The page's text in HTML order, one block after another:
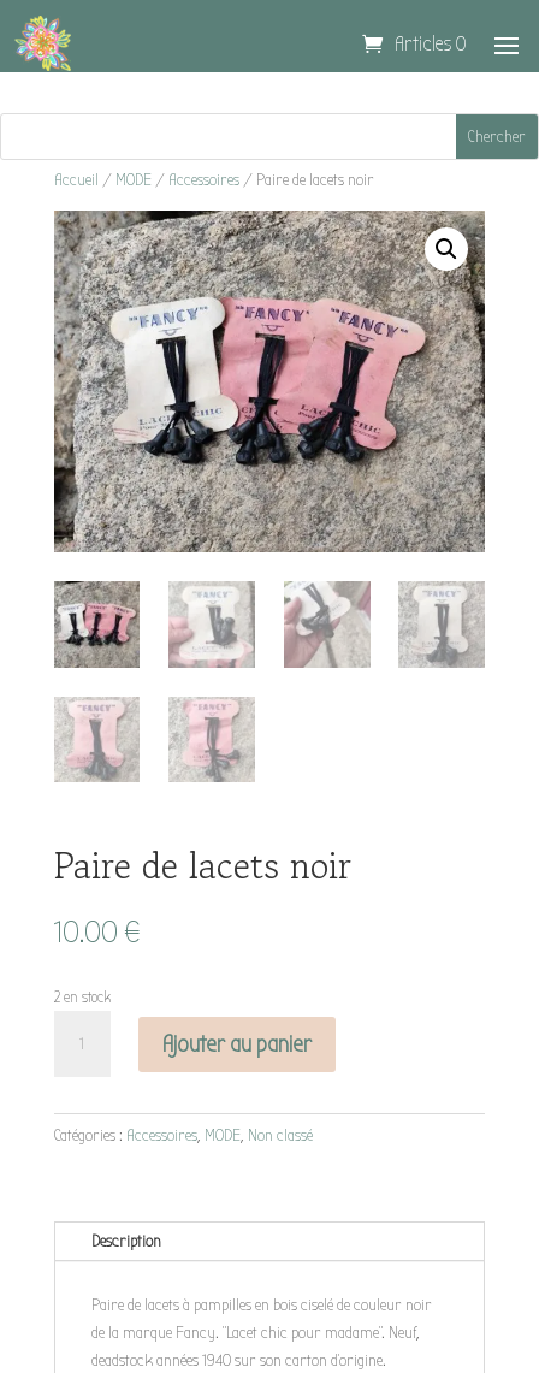
Articles 0
Accueil / MODE / Accessoires/ Paire de lacets noir
Paire de lacets noir
10.00 €
2 en stock
lacets
Ajouter au panier
Catégories : Accessoires, MODE, Non classé
Description
Paire de lacets à pampilles en bois ciselé de couleur noir
de la marque Fancy. "Lacet chic pour madame". Neuf,
deadstock années 1940 sur son carton d'origine.